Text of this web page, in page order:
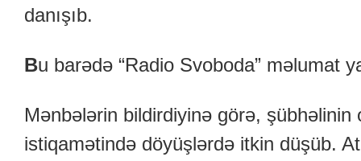
danışıb.
Bu barədə “Radio Svoboda” məlumat
Mənbələrin bildirdiyinə görə,
istiqamətində döyüşlərdə itkin düşüb.